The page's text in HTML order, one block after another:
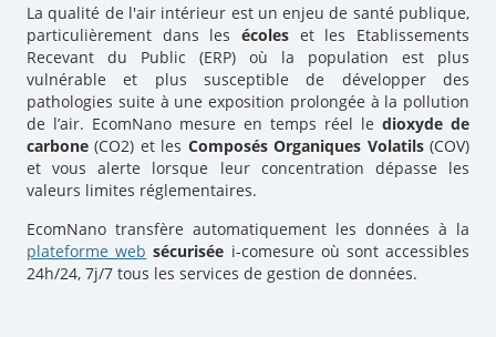
La qualité de l'air intérieur est un enjeu de santé publique,
particulièrement dans les écoles et les Etablissements
Recevant du Public (ERP) où la population est plus
vulnérable et plus susceptible de développer des
pathologies suite à une exposition prolongée à la pollution
de l’air. EcomNano mesure en temps réel le dioxyde de
carbone (CO2) et les Composés Organiques Volatils(COV)
et vous alerte lorsque leur concentration dépasse les
valeurs limites réglementaires.
EcomNano transfère automatiquement les données à la
plateforme web sécurisée i-comesure où sont accessibles
24h/24, 7j/7 tous les services de gestion de données.